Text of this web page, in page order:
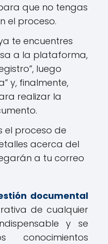
que no tengas
el proceso.
te encuentres
a la plataforma,
luego
y, finalmente,
realizar la
el proceso de
acerca del
a tu correo
documental
de cualquier
y se